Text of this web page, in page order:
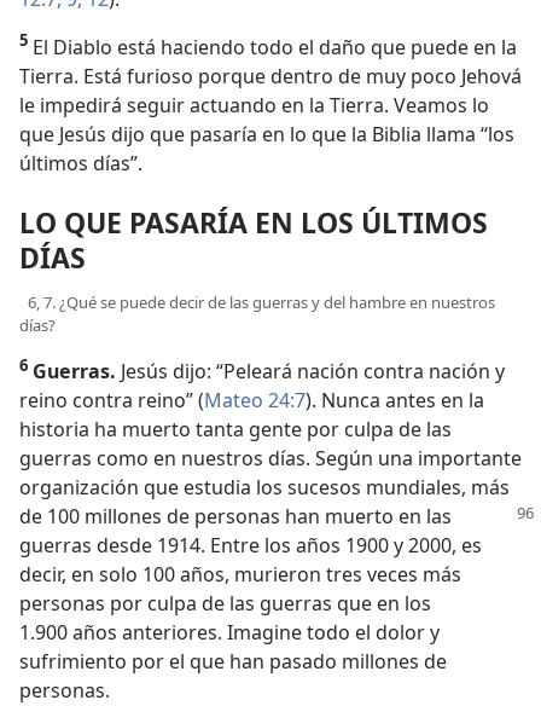
5 El Diablo está haciendo todo el daño que puede en la
Tierra. Está furioso porque dentro de muy poco Jehová
le impedirá seguir actuando en la Tierra. Veamos lo
que Jesús dijo que pasaría en lo que la Biblia llama “los
últimos días”.
LO QUE PASARÍA EN LOS ÚLTIMOS
DÍAS
6, 7. ¿Qué se puede decir de las guerras y del hambre en nuestros
días?
6 Guerras. Jesús dijo: “Peleará nación contra nación y
reino contra reino” (Mateo 24:7). Nunca antes en la
historia ha muerto tanta gente por culpa de las
guerras como en nuestros días. Según una importante
organización que estudia los sucesos mundiales, más
de 100 millones de personas han muerto en las
guerras desde 1914. Entre los años 1900 y 2000, es
decir, en solo 100 años, murieron tres veces más
personas por culpa de las guerras que en los
1.900 años anteriores. Imagine todo el dolor y
sufrimiento por el que han pasado millones de
personas.